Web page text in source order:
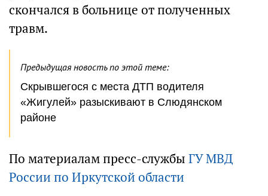
скончался в больнице от полученных
травм.
Предыдущая новость по этой теме:
Скрывшегося с места ДТП водителя
«Жигулей» разыскивают в Слюдянском
районе
По материалам пресс-службы ГУ МВД
России по Иркутской области